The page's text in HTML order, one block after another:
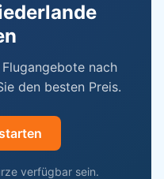
nach
den besten Preis.
verfügbar sein.